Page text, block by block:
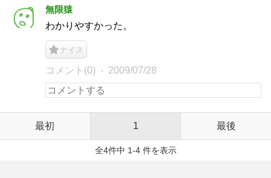
無限猿
わかりやすかった。
ナイス
コメント(0) 2009/07/28
最初 1 最後
全4件中 1-4 件を表示